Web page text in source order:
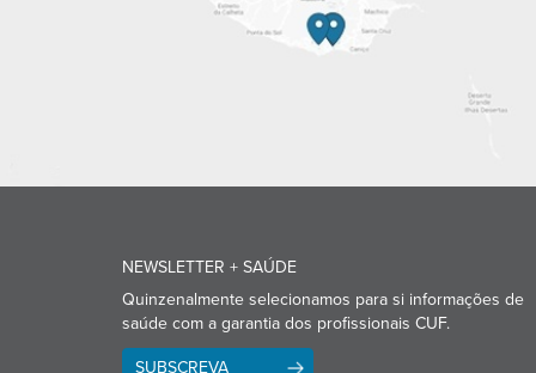
NEWSLETTER + SAÚDE
Quinzenalmente selecionamos para si informações de
saúde com a garantia dos profissionais CUF.
SUBSCREVA